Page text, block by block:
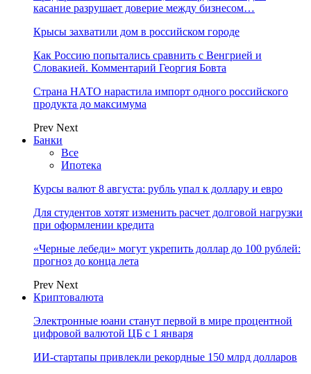
касание разрушает доверие между бизнесом…
Крысы захватили дом в российском городе
Как Россию попытались сравнить с Венгрией и
Словакией. Комментарий Георгия Бовта
Страна НАТО нарастила импорт одного российского
продукта до максимума
Prev Next
Банки
Все
Ипотека
Курсы валют 8 августа: рубль упал к доллару и евро
Для студентов хотят изменить расчет долговой нагрузки
при оформлении кредита
«Черные лебеди» могут укрепить доллар до 100 рублей:
прогноз до конца лета
Prev Next
Криптовалюта
Электронные юани станут первой в мире процентной
цифровой валютой ЦБ с 1 января
ИИ-стартапы привлекли рекордные 150 млрд долларов